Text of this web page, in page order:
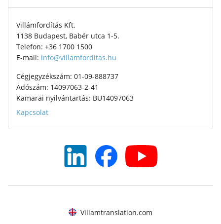
Villámfordítás Kft.
1138 Budapest, Babér utca 1-5.
Telefon: +36 1700 1500
E-mail: info@villamforditas.hu
Cégjegyzékszám: 01-09-888737
Adószám: 14097063-2-41
Kamarai nyilvántartás: BU14097063
Kapcsolat
Villamtranslation.com